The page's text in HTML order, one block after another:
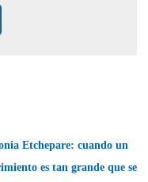
Etchepare: cuando un
es tan grande que se